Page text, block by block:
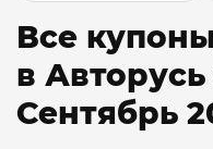
Все
в Авторусь
Сентябрь